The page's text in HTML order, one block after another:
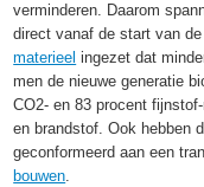
verminderen. Daarom
direct vanaf de start van
materieel ingezet dat
men de nieuwe generatie
CO2- en 83 procent
en brandstof. Ook hebben
geconformeerd aan een
bouwen.